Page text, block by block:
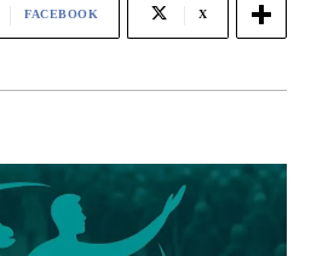
FACEBOOK X